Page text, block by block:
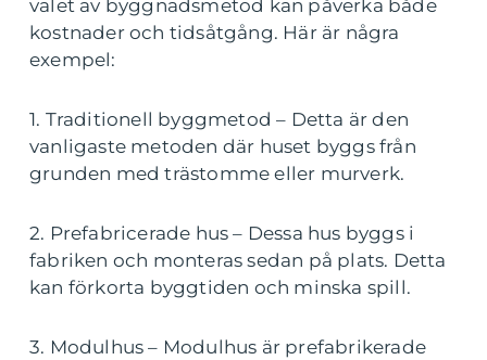
valet av byggnadsmetod kan påverka både
kostnader och tidsåtgång. Här är några
exempel:
1. Traditionell byggmetod – Detta är den
vanligaste metoden där huset byggs från
grunden med trästomme eller murverk.
2. Prefabricerade hus – Dessa hus byggs i
fabriken och monteras sedan på plats. Detta
kan förkorta byggtiden och minska spill.
3. Modulhus – Modulhus är prefabrikerade